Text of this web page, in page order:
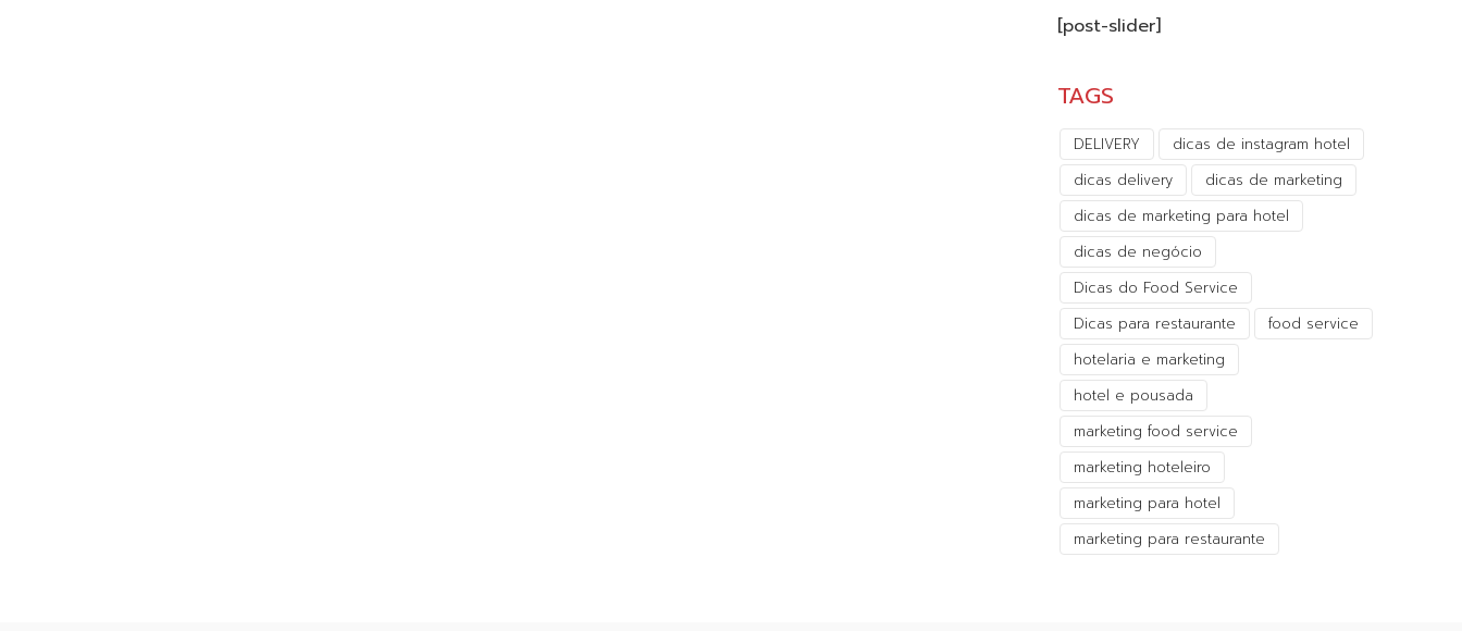
[post-slider]
TAGS
DELIVERY
dicas de instagram hotel
dicas delivery
dicas de marketing
dicas de marketing para hotel
dicas de negócio
Dicas do Food Service
Dicas para restaurante
food service
hotelaria e marketing
hotel e pousada
marketing food service
marketing hoteleiro
marketing para hotel
marketing para restaurante